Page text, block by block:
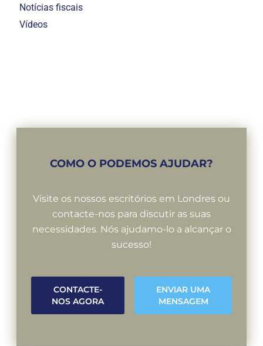
Notícias fiscais
Vídeos
COMO O PODEMOS AJUDAR?
Visite os nossos escritórios em Londres ou
contacte-nos para discutir as suas
necessidades. Nós ajudamo-lo a alcançar o
sucesso!
CONTACTE-
NOS AGORA
ENVIAR UMA
MENSAGEM